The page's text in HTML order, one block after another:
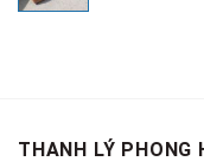
THANH LÝ PHONG